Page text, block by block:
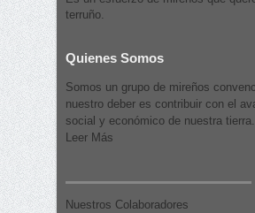
terruño.
Quienes Somos
Somos un grupo de mireños
nuestro deber es contribuir con el
social y económico de nuestra tierra.
Leer Más
Nuestros Colaboradores